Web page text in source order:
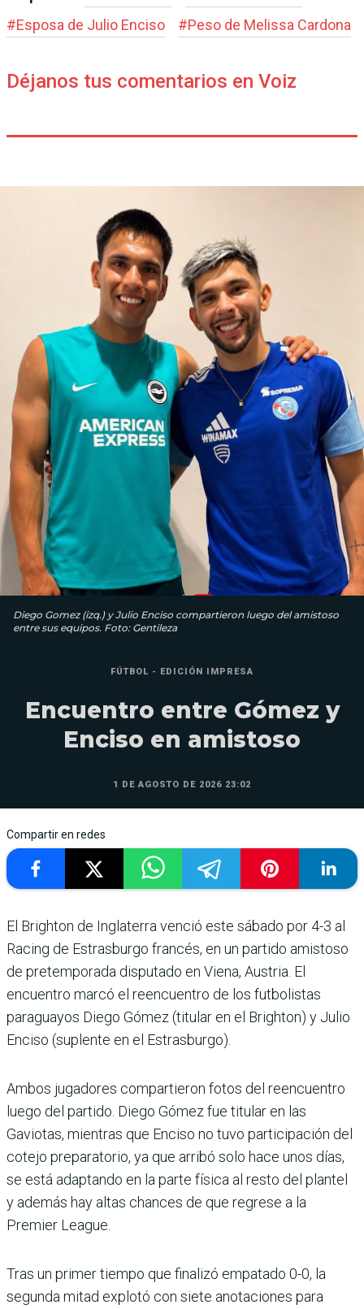
#Esposa de Julio Enciso #Peso de Melissa Cardona
Déjanos tus comentarios en Voiz
Diego Gomez (izq.) y Julio Enciso compartieron luego del amistoso
entre sus equipos. Foto: Gentileza
FÚTBOL - EDICIÓN IMPRESA
Encuentro entre Gómez y
Enciso en amistoso
1 DE AGOSTO DE 2026 23:02
Compartir en redes
El Brighton de Inglaterra venció este sábado por 4-3 al
Racing de Estrasburgo francés, en un partido amistoso
de pretemporada disputado en Viena, Austria. El
encuentro marcó el reencuentro de los futbolistas
paraguayos Diego Gómez (titular en el Brighton) y Julio
Enciso (suplente en el Estrasburgo).
Ambos jugadores compartieron fotos del reencuentro
luego del partido. Diego Gómez fue titular en las
Gaviotas, mientras que Enciso no tuvo participación del
cotejo preparatorio, ya que arribó solo hace unos días,
se está adaptando en la parte física al resto del plantel
y además hay altas chances de que regrese a la
Premier League.
Tras un primer tiempo que finalizó empatado 0-0, la
segunda mitad explotó con siete anotaciones para